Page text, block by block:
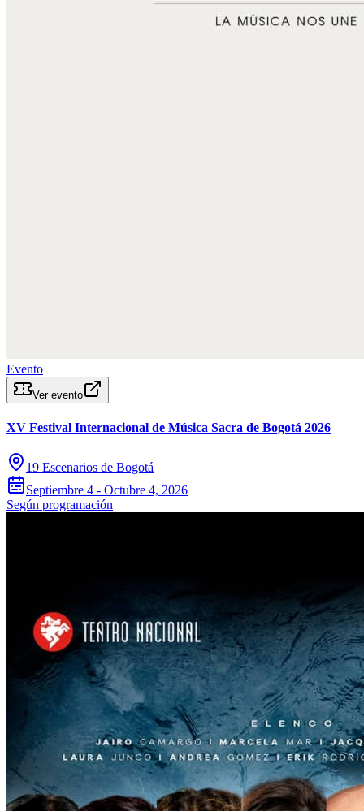
Evento
Ver evento
XV Festival Internacional de Música Sacra de Bogotá 2026
19 Escenarios de Bogotá
Septiembre 4 - Octubre 4, 2026
Según programación